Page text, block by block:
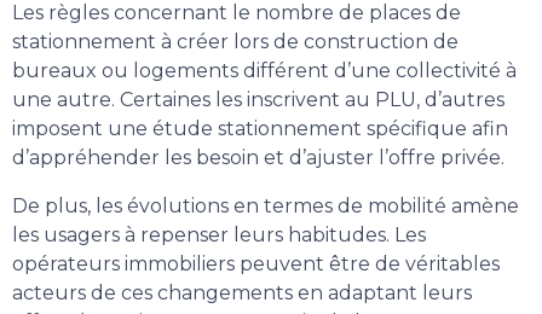
Les règles concernant le nombre de places de
stationnement à créer lors de construction de
bureaux ou logements différent d’une collectivité à
une autre. Certaines les inscrivent au PLU, d’autres
imposent une étude stationnement spécifique afin
d’appréhender les besoin et d’ajuster l’offre privée.
De plus, les évolutions en termes de mobilité amène
les usagers à repenser leurs habitudes. Les
opérateurs immobiliers peuvent être de véritables
acteurs de ces changements en adaptant leurs